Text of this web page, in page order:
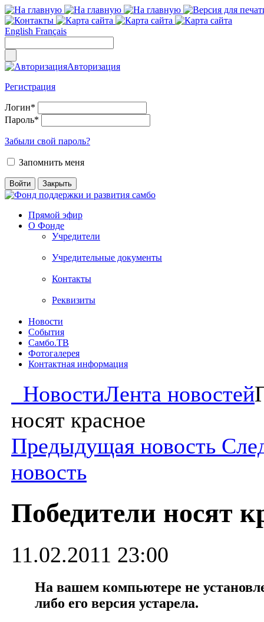
English Français
Авторизация
Регистрация
Логин*
Пароль*
Забыли свой пароль?
Запомнить меня
Прямой эфир
О Фонде
Учредители
Учредительные документы
Контакты
Реквизиты
Новости
События
Самбо.ТВ
Фотогалерея
Контактная информация
НовостиЛента новостей
носят красное
Предыдущая новость
новость
Победители носят
11.02.2011 23:00
На вашем компьютере не
либо его версия устарела.